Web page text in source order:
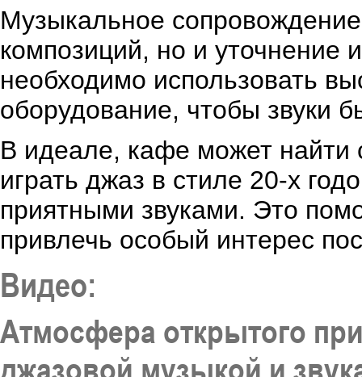
Музыкальное
композиций, но и уточнение
необходимо использовать
оборудование, чтобы звуки
В идеале, кафе может
играть джаз в стиле 20-х
приятными звуками. Это
привлечь особый интерес
Видео:
Атмосфера открытого
джазовой музыкой и